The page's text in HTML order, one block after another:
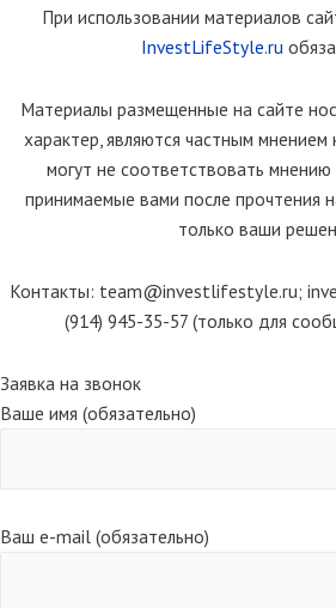
При использовании материалов
InvestLifeStyle.ru
Материалы размещенные на сайте
характер, являются частным мнением
могут не соответствовать
принимаемые вами после прочтения
только ваши
Контакты: team@investlifestyle.ru;
(914) 945-35-57 (только для
Scroll
Up
Заявка на звонок
Ваше имя (обязательно)
Ваш e-mail (обязательно)